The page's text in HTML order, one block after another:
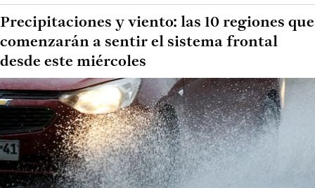
Precipitaciones y viento: las 10 regiones que
comenzarán a sentir el sistema frontal
desde este miércoles